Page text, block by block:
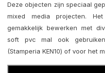
Deze objecten zijn speciaal
mixed media projecten.
gemakkelijk bewerken met
soft pvc mal ook
(Stamperia KEN10) of voor het